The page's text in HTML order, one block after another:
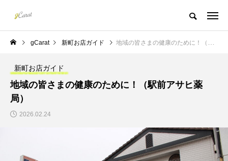
gCarat 新町お店ガイド 地域の皆さまの健康のために！（駅前アサヒ薬局）
新町お店ガイド
地域の皆さまの健康のために！（駅前アサヒ薬
局）
2026.02.24